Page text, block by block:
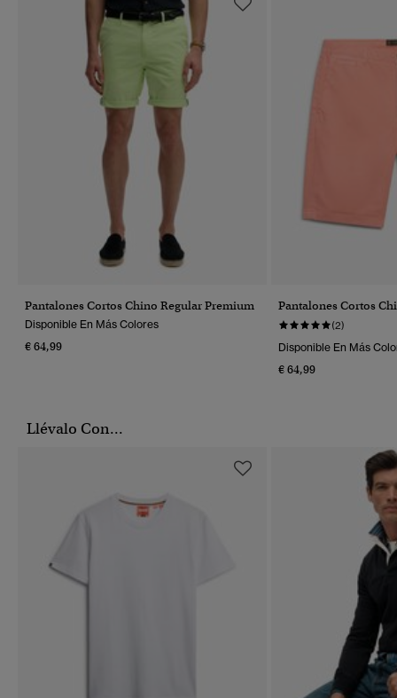
Pantalones Cortos Chino Regular Premium
Disponible En Más Colores
€ 64,99
Pantalones Cortos
(2)
Disponible En Más
€ 64,99
Llévalo Con...